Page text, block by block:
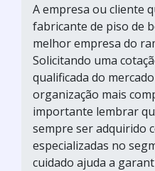
A empresa ou cliente
fabricante de piso de
melhor empresa do
Solicitando uma
qualificada do
organização mais
importante lembrar
sempre ser adquirido
especializadas no
cuidado ajuda a